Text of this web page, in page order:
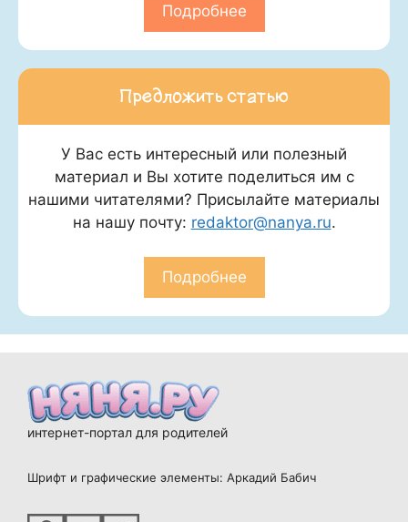
Подробнее
Предложить статью
У Вас есть интересный или полезный
материал и Вы хотите поделиться им с
нашими читателями? Присылайте материалы
на нашу почту: redaktor@nanya.ru.
Подробнее
интернет-портал для родителей
Шрифт и графические элементы: Аркадий Бабич